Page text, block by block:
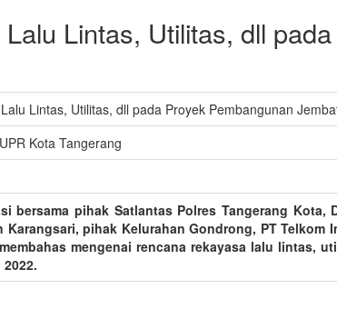
Lintas, Utilitas, dll
Lintas, Utilitas, dll pada Proyek Pembangunan
Kota Tangerang
bersama pihak Satlantas Polres Tangerang Kota,
Karangsari, pihak Kelurahan Gondrong, PT
mengenai rencana rekayasa lalu lintas,